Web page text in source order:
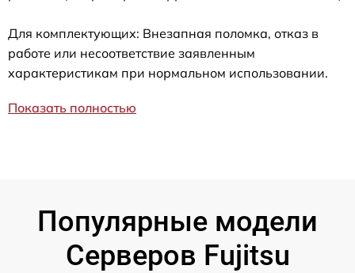
Для комплектующих: Внезапная поломка, отказ в
работе или несоответствие заявленным
характеристикам при нормальном использовании.
Показать полностью
Популярные модели
Серверов Fujitsu